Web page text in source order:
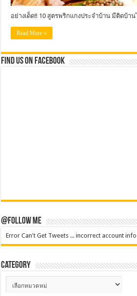
อย่างเด็ด!! 10 สูตรพริกแกงประจำบ้าน มีติดบ้า
Read More »
Find us on Facebook
@Follow Me
Error Can't Get Tweets ... incorrect account
Category
Category